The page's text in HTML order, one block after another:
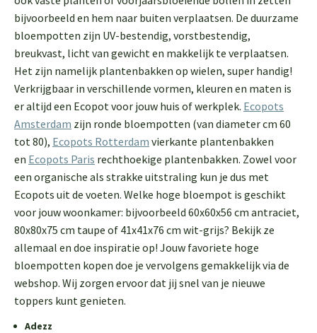
bijvoorbeeld en hem naar buiten verplaatsen. De duurzame
bloempotten zijn UV-bestendig, vorstbestendig,
breukvast, licht van gewicht en makkelijk te verplaatsen.
Het zijn namelijk plantenbakken op wielen, super handig!
Verkrijgbaar in verschillende vormen, kleuren en maten is
er altijd een Ecopot voor jouw huis of werkplek. Ecopots
Amsterdam zijn ronde bloempotten (van diameter cm 60
tot 80), Ecopots Rotterdam vierkante plantenbakken
en Ecopots Paris rechthoekige plantenbakken. Zowel voor
een organische als strakke uitstraling kun je dus met
Ecopots uit de voeten. Welke hoge bloempot is geschikt
voor jouw woonkamer: bijvoorbeeld 60x60x56 cm antraciet,
80x80x75 cm taupe of 41x41x76 cm wit-grijs? Bekijk ze
allemaal en doe inspiratie op! Jouw favoriete hoge
bloempotten kopen doe je vervolgens gemakkelijk via de
webshop. Wij zorgen ervoor dat jij snel van je nieuwe
toppers kunt genieten.
Adezz